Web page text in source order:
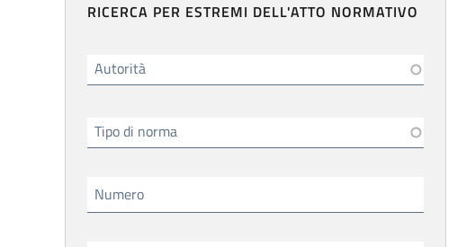
RICERCA PER ESTREMI DELL'ATTO NORMATIVO
Autorità
Tipo di norma
Numero